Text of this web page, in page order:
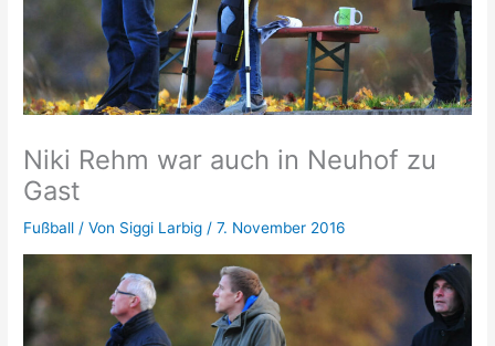
Niki Rehm war auch in Neuhof zu
Gast
Fußball / Von Siggi Larbig/7. November 2016